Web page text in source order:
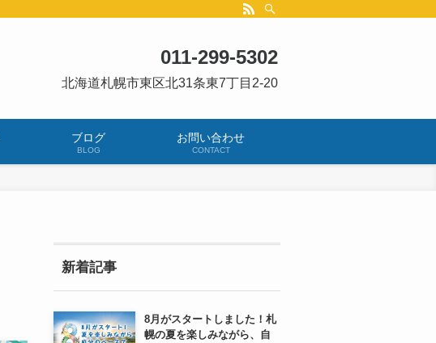
ブログ
BLOG
お問い合わせ
CONTACT
011-299-5302
北海道札幌市東区北31条東7丁目2-20
新着記事
8月がスタートしました！札
幌の夏を楽しみながら、自